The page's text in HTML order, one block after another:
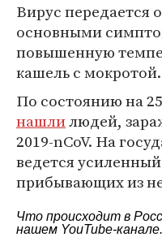
Вирус передается
основными
повышенную
кашель с мокротой.
По состоянию на
нашлилюдей,
2019-nCoV. На
ведется
прибывающих из
Что происходит в
нашем YouTube-канале